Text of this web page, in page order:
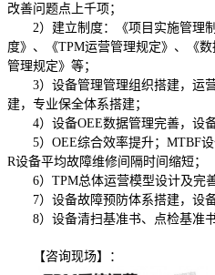
改善问题点上千项；
2）建立制度：《项目实施管理
度》、《TPM运营管理规定》、《
管理规定》等；
3）设备管理管理组织搭建，运
建，专业保全体系搭建；
4）设备OEE数据管理完善，设
5）OEE综合效率提升；MTBF
R设备平均故障维修间隔时间缩短；
6）TPM总体运营模型设计及完
7）设备故障预防体系搭建，设
8）设备清扫基准书、点检基准
【咨询现场】：